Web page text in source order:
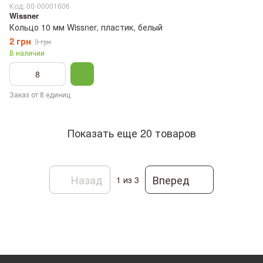
Код: 00-00001606
Wissner
Кольцо 10 мм Wissner, пластик, белый
2 грн 3 грн
В наличии
Заказ от 8 единиц
Показать еще 20 товаров
Назад 1 из 3 Вперед